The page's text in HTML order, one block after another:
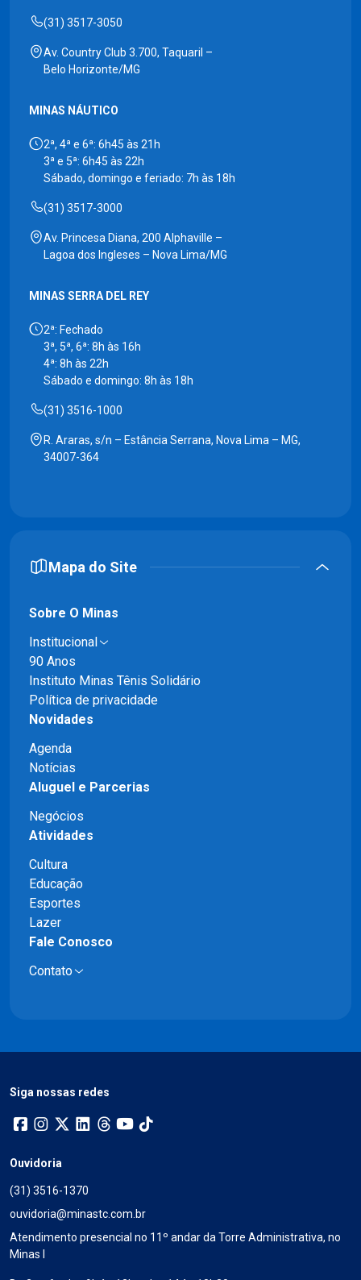
(31) 3517-3050
Av. Country Club 3.700, Taquaril –
Belo Horizonte/MG
MINAS NÁUTICO
2ª, 4ª e 6ª: 6h45 às 21h
3ª e 5ª: 6h45 às 22h
Sábado, domingo e feriado: 7h às 18h
(31) 3517-3000
Av. Princesa Diana, 200 Alphaville –
Lagoa dos Ingleses – Nova Lima/MG
MINAS SERRA DEL REY
2ª: Fechado
3ª, 5ª, 6ª: 8h às 16h
4ª: 8h às 22h
Sábado e domingo: 8h às 18h
(31) 3516-1000
R. Araras, s/n – Estância Serrana, Nova Lima – MG,
34007-364
Mapa do Site
Sobre O Minas
Institucional
90 Anos
Instituto Minas Tênis Solidário
Política de privacidade
Novidades
Agenda
Notícias
Aluguel e Parcerias
Negócios
Atividades
Cultura
Educação
Esportes
Lazer
Fale Conosco
Contato
Siga nossas redes
Ouvidoria
(31) 3516-1370
ouvidoria@minastc.com.br
Atendimento presencial no 11º andar da Torre Administrativa, no
Minas I